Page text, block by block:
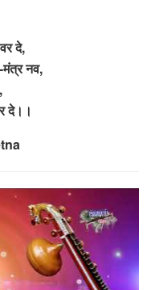
दे,
नव,
दे।।